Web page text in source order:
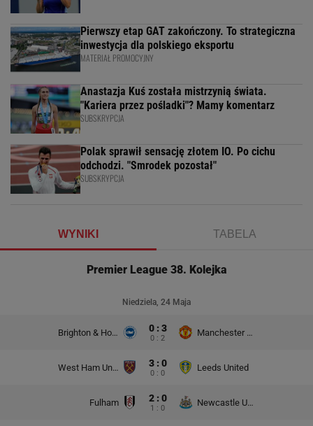
Pierwszy etap GAT zakończony. To strategiczna
inwestycja dla polskiego eksportu
MATERIAŁ PROMOCYJNY
Anastazja Kuś została mistrzynią świata.
"Kariera przez pośladki"? Mamy komentarz
SUBSKRYPCJA
Polak sprawił sensację złotem IO. Po cichu
odchodzi. "Smrodek pozostał"
SUBSKRYPCJA
WYNIKI TABELA
Premier League 38. Kolejka
Niedziela, 24 Maja
Brighton & Hove Albion 0 : 3
0 : 2
Manchester United
West Ham United 3 : 0
0 : 0
Leeds United
Fulham 2 : 0
1 : 0
Newcastle United